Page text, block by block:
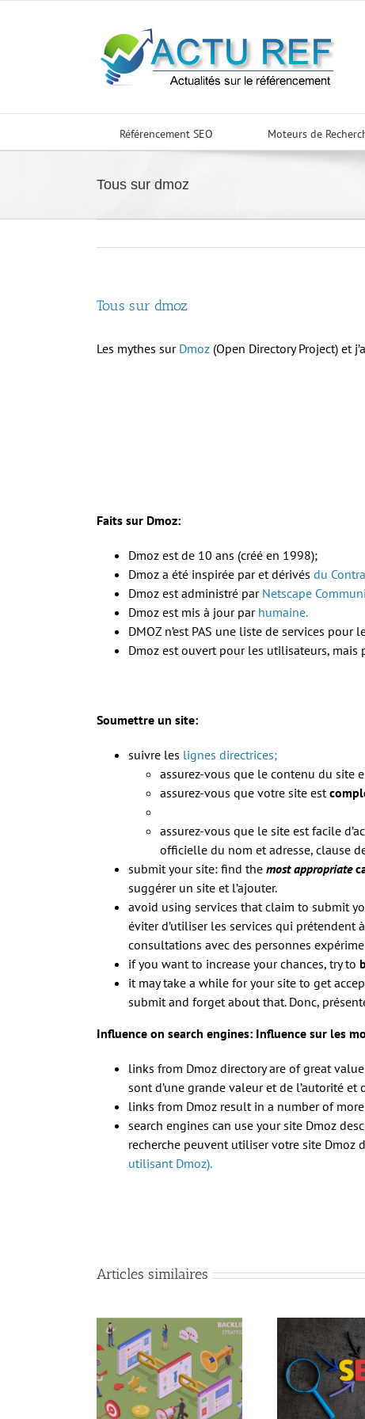
Référencement SEO Moteurs de
Tous sur dmoz
Tous sur dmoz
Les mythes sur Dmoz (Open Directory Project) et
Faits sur Dmoz:
Dmoz est de 10 ans (créé en 1998);
Dmoz a été inspirée par et dérivés du
Dmoz est administré par Netscape
Dmoz est mis à jour par humaine.
DMOZ n’est PAS une liste de services
Dmoz est ouvert pour les utilisateurs, mais
Soumettre un site:
suivre les lignes directrices;
assurez-vous que le contenu du site
assurez-vous que votre site est
assurez-vous que le site est facile
officielle du nom et adresse, clause
submit your site: find the most appropriate
suggérer un site et l’ajouter.
avoid using services that claim to submit
éviter d’utiliser les services qui
consultations avec des personnes
if you want to increase your chances, try to
it may take a while for your site to get
submit and forget about that.Donc,
Influence on search engines: Influence sur les
links from Dmoz directory are of great
sont d’une grande valeur et de l’autorité
links from Dmoz result in a number of
search engines can use your site Dmoz
recherche peuvent utiliser votre site Dmoz
utilisant Dmoz).
Articles similaires
10 tendances SEO à
connaître pour 2021